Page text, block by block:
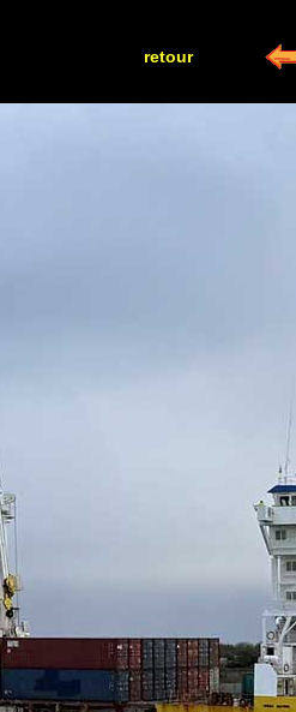
retour